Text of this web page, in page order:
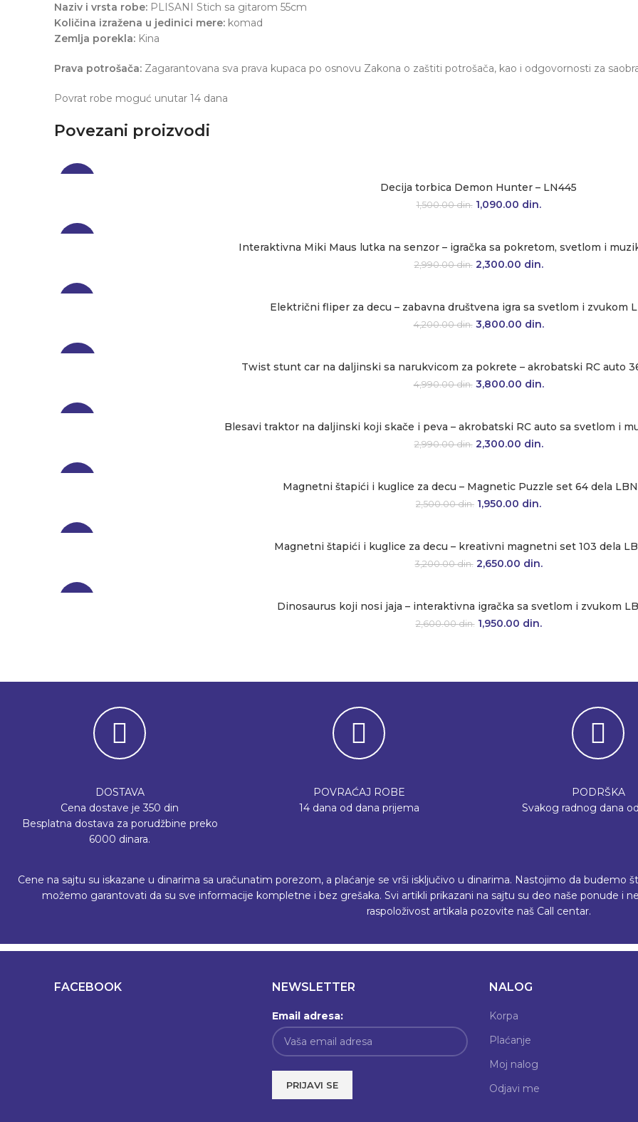
Naziv i vrsta robe: PLISANI Stich sa gitarom 55cm
Količina izražena u jedinici mere: komad
Zemlja porekla: Kina
Prava potrošača: Zagarantovana sva prava kupaca po osnovu Zakona o zaštiti potrošača, kao i odgovornosti za
Povrat robe moguć unutar 14 dana
Povezani proizvodi
Decija torbica Demon Hunter – LN445
1,500.00din. Originalna cena je bila: 1,500.00
1,090.00 din.Trenutna cena je:
Interaktivna Miki Maus lutka na senzor – igračka sa pokretom, svetlom i
2,990.00din. Originalna cena je bila: 2,990.00
2,300.00 din.Trenutna cena je:
Električni fliper za decu – zabavna društvena igra sa svetlom i zvukom
4,200.00din. Originalna cena je bila: 4,200.00
3,800.00 din.Trenutna cena je:
Twist stunt car na daljinski sa narukvicom za pokrete – akrobatski RC auto
4,990.00din. Originalna cena je bila: 4,990.00
3,800.00 din.Trenutna cena je:
Blesavi traktor na daljinski koji skače i peva – akrobatski RC auto sa svetlom i
2,990.00din. Originalna cena je bila: 2,990.00
2,300.00 din.Trenutna cena je:
Magnetni štapići i kuglice za decu – Magnetic Puzzle set 64 dela
2,500.00din. Originalna cena je bila: 2,500.00
1,950.00 din.
Magnetni štapići i kuglice za decu – kreativni magnetni set 103 dela
3,200.00din. Originalna cena je bila: 3,200.00
2,650.00 din.Trenutna cena je:
Dinosaurus koji nosi jaja – interaktivna igračka sa svetlom i zvukom
2,600.00din. Originalna cena je bila: 2,600.00
1,950.00 din.Trenutna cena je:
DOSTAVA
Cena dostave je 350 din
Besplatna dostava za porudžbine preko
6000 dinara.
POVRAĆAJ ROBE
14 dana od dana prijema
PODRŠKA
Svakog radnog dana
Cene na sajtu su iskazane u dinarima sa uračunatim porezom, a plaćanje se vrši isključivo u dinarima. Nastojimo da budemo
možemo garantovati da su sve informacije kompletne i bez grešaka. Svi artikli prikazani na sajtu su deo naše ponude i
raspoloživost artikala pozovite naš Call centar.
FACEBOOK NEWSLETTER
Email adresa:
NALOG
Korpa
Plaćanje
Moj nalog
Odjavi me